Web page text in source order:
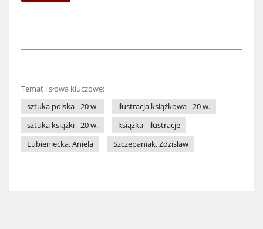
Temat i słowa kluczowe:
sztuka polska - 20 w.
ilustracja książkowa - 20 w.
sztuka książki - 20 w.
książka - ilustracje
Lubieniecka, Aniela
Szczepaniak, Zdzisław